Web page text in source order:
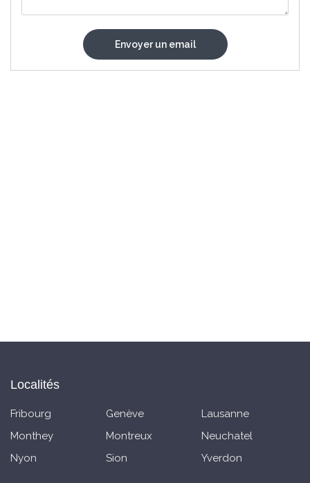
Localités
Fribourg Genève
Lausanne
Monthey
Montreux
Neuchatel
Nyon
Sion Yverdon